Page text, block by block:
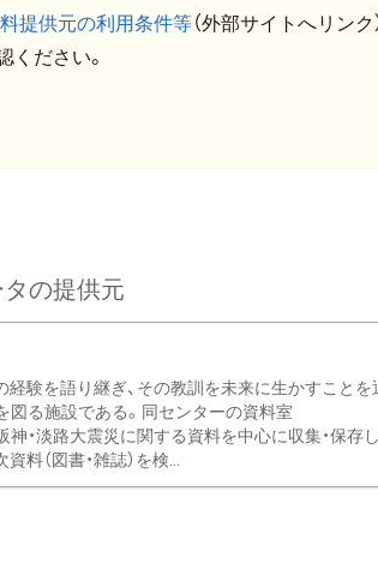
提供元の利用条件等（外部サイトへリンク
ください。
の提供元
経験を語り継ぎ、その教訓を未来に生かすことを
図る施設である。同センターの資料室
・淡路大震災に関する資料を中心に収集・保存
料（図書・雑誌）を検...